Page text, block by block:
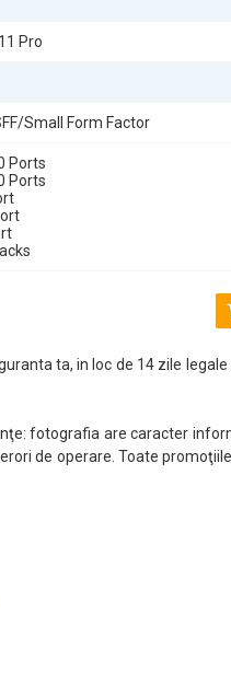
pentru memorie DDR4 și
de periferice și monitoare.
Pro
Small Form Factor
Ports
Ports
ta, in loc de 14 zile
fotografia are caracter
de operare. Toate